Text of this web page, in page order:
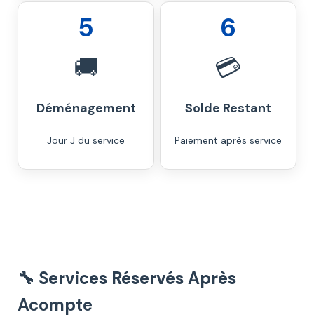
5
🚚
Déménagement
Jour J du service
6
💳
Solde Restant
Paiement après service
🔧 Services Réservés Après
Acompte